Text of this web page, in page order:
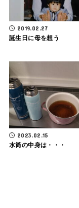
2019.02.27
誕生日に母を想う
2023.02.15
水筒の中身は・・・